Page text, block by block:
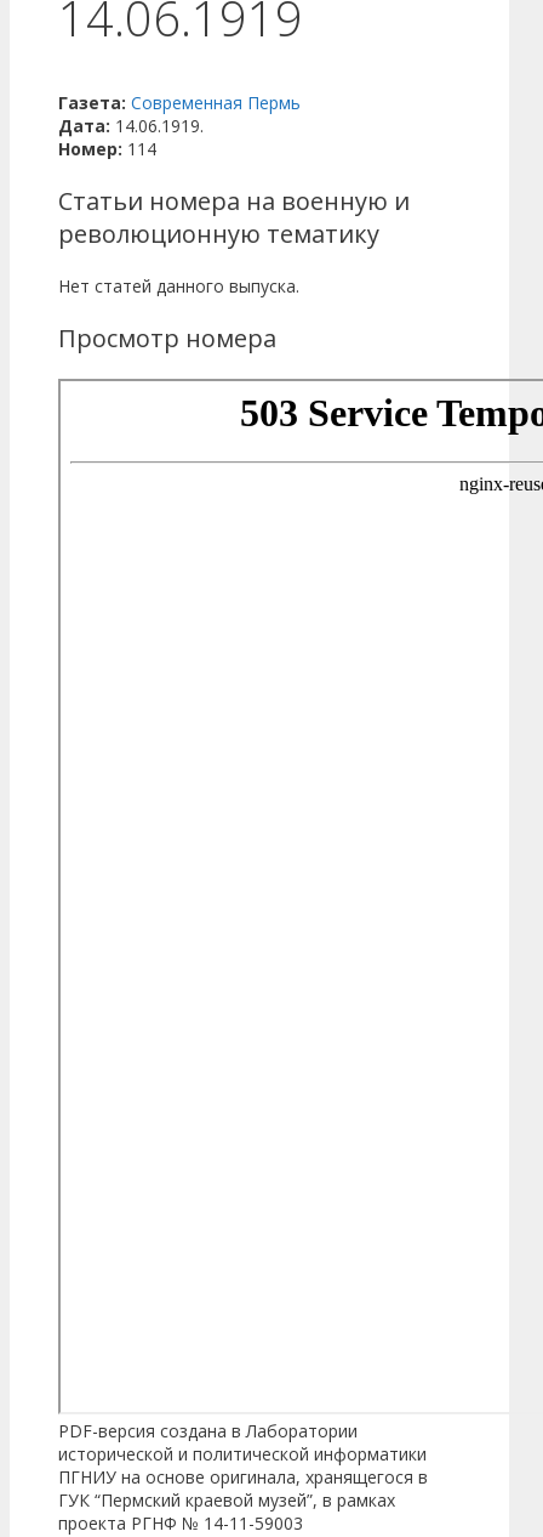
14.06.1919
Газета: Современная Пермь
Дата: 14.06.1919.
Номер: 114
Статьи номера на военную и
революционную тематику
Нет статей данного выпуска.
Просмотр номера
PDF-версия создана в Лаборатории
исторической и политической информатики
ПГНИУ на основе оригинала, хранящегося в
ГУК “Пермский краевой музей”, в рамках
проекта РГНФ № 14-11-59003